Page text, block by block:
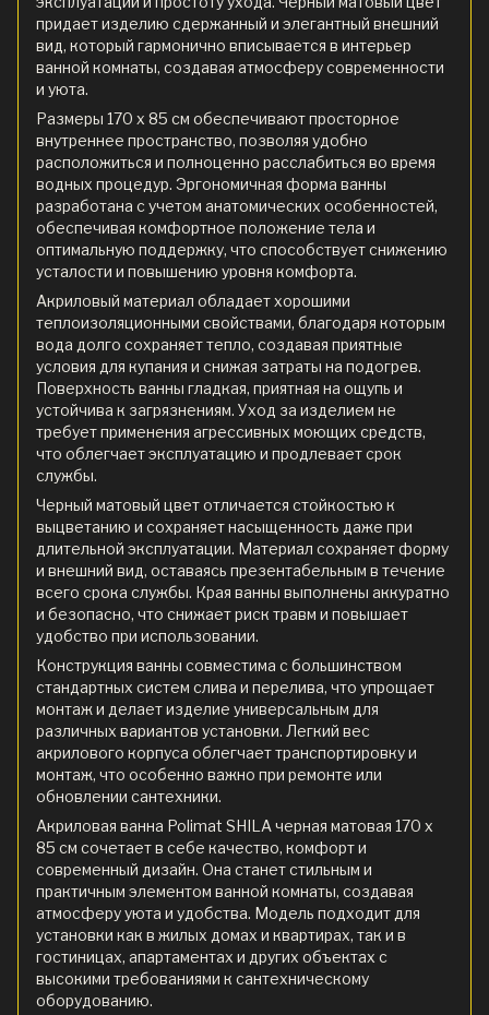
придает изделию сдержанный и элегантный внешний
вид, который гармонично вписывается в интерьер
ванной комнаты, создавая атмосферу современности
и уюта.
Размеры 170 x 85 см обеспечивают просторное
внутреннее пространство, позволяя удобно
расположиться и полноценно расслабиться во время
водных процедур. Эргономичная форма ванны
разработана с учетом анатомических особенностей,
обеспечивая комфортное положение тела и
оптимальную поддержку, что способствует снижению
усталости и повышению уровня комфорта.
Акриловый материал обладает хорошими
теплоизоляционными свойствами, благодаря которым
вода долго сохраняет тепло, создавая приятные
условия для купания и снижая затраты на подогрев.
Поверхность ванны гладкая, приятная на ощупь и
устойчива к загрязнениям. Уход за изделием не
требует применения агрессивных моющих средств,
что облегчает эксплуатацию и продлевает срок
службы.
Черный матовый цвет отличается стойкостью к
выцветанию и сохраняет насыщенность даже при
длительной эксплуатации. Материал сохраняет форму
и внешний вид, оставаясь презентабельным в течение
всего срока службы. Края ванны выполнены аккуратно
и безопасно, что снижает риск травм и повышает
удобство при использовании.
Конструкция ванны совместима с большинством
стандартных систем слива и перелива, что упрощает
монтаж и делает изделие универсальным для
различных вариантов установки. Легкий вес
акрилового корпуса облегчает транспортировку и
монтаж, что особенно важно при ремонте или
обновлении сантехники.
Акриловая ванна Polimat SHILA черная матовая 170 x
85 см сочетает в себе качество, комфорт и
современный дизайн. Она станет стильным и
практичным элементом ванной комнаты, создавая
атмосферу уюта и удобства. Модель подходит для
установки как в жилых домах и квартирах, так и в
гостиницах, апартаментах и других объектах с
высокими требованиями к сантехническому
оборудованию.